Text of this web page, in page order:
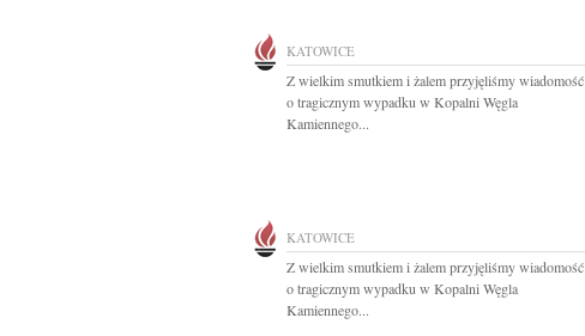
KATOWICE
Z wielkim smutkiem i żalem przyjęliśmy wiadomość
o tragicznym wypadku w Kopalni Węgla
Kamiennego...
KATOWICE
Z wielkim smutkiem i żalem przyjęliśmy wiadomość
o tragicznym wypadku w Kopalni Węgla
Kamiennego...